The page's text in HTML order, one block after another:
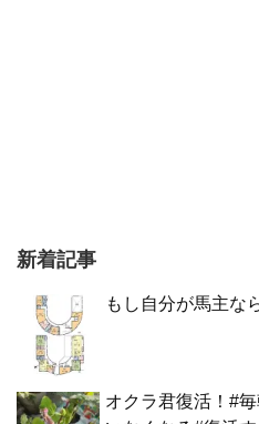
新着記事
もし自分が馬主な
オクラ君復活！#